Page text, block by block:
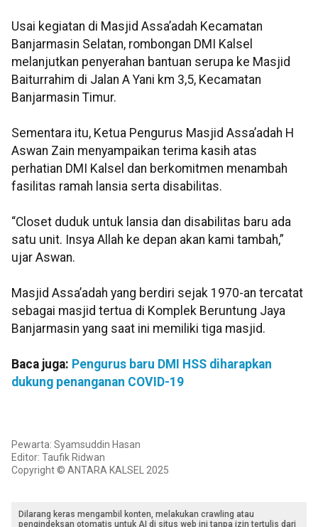
Usai kegiatan di Masjid Assa’adah Kecamatan
Banjarmasin Selatan, rombongan DMI Kalsel
melanjutkan penyerahan bantuan serupa ke Masjid
Baiturrahim di Jalan A Yani km 3,5, Kecamatan
Banjarmasin Timur.
Sementara itu, Ketua Pengurus Masjid Assa’adah H
Aswan Zain menyampaikan terima kasih atas
perhatian DMI Kalsel dan berkomitmen menambah
fasilitas ramah lansia serta disabilitas.
“Closet duduk untuk lansia dan disabilitas baru ada
satu unit. Insya Allah ke depan akan kami tambah,”
ujar Aswan.
Masjid Assa’adah yang berdiri sejak 1970-an tercatat
sebagai masjid tertua di Komplek Beruntung Jaya
Banjarmasin yang saat ini memiliki tiga masjid.
Baca juga: Pengurus baru DMI HSS diharapkan
dukung penanganan COVID-19
Pewarta: Syamsuddin Hasan
Editor: Taufik Ridwan
Copyright © ANTARA KALSEL 2025
Dilarang keras mengambil konten, melakukan crawling atau
pengindeksan otomatis untuk AI di situs web ini tanpa izin tertulis dari